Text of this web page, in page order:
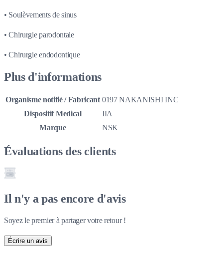
• Soulèvements de sinus
• Chirurgie parodontale
• Chirurgie endodontique
Plus d'informations
Organisme notifié / Fabricant 0197 NAKANISHI INC
Dispositif Medical
IIA
Marque
NSK
Évaluations des clients
Il n'y a pas encore d'avis
Soyez le premier à partager votre retour !
Écrire un avis